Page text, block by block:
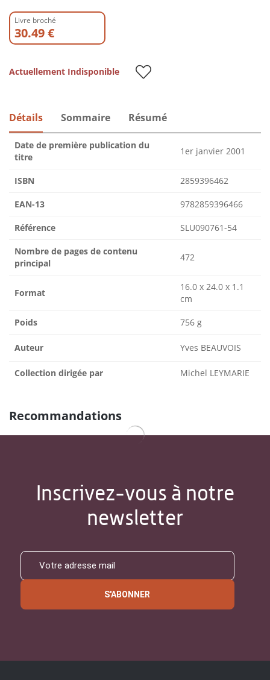
Livre broché
30.49 €
Actuellement Indisponible
Détails Sommaire Résumé
Date de première publication du
titre
1er janvier 2001
ISBN 2859396462
EAN-13 9782859396466
Référence SLU090761-54
Nombre de pages de contenu
principal
472
Format
16.0 x 24.0 x 1.1
cm
Poids 756 g
Auteur Yves BEAUVOIS
Collection dirigée par Michel LEYMARIE
Recommandations
Inscrivez-vous à notre
newsletter
S'ABONNER